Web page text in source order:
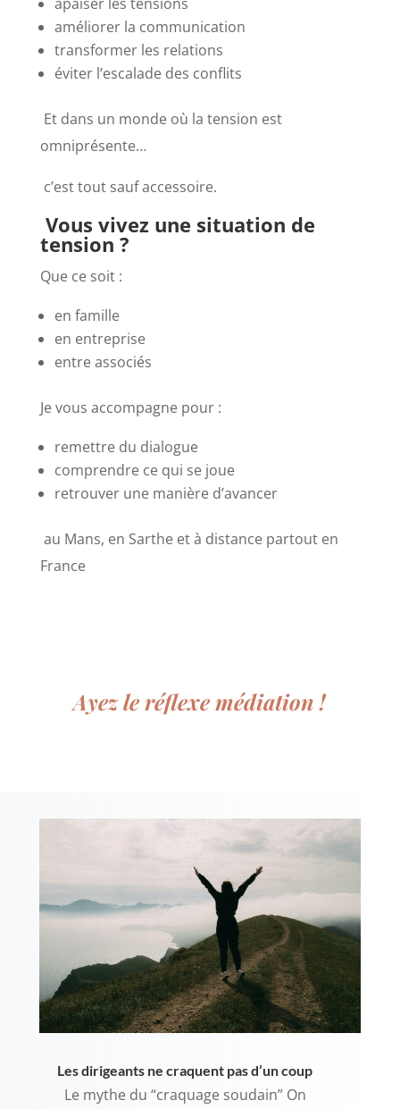
améliorer la communication
transformer les relations
éviter l’escalade des conflits
Et dans un monde où la tension est
omniprésente…
c’est tout sauf accessoire.
Vous vivez une situation de
tension ?
Que ce soit :
en famille
en entreprise
entre associés
Je vous accompagne pour :
remettre du dialogue
comprendre ce qui se joue
retrouver une manière d’avancer
au Mans, en Sarthe et à distance partout en
France
Ayez le réflexe médiation !
Les dirigeants ne craquent pas d’un coup
Le mythe du “craquage soudain” On